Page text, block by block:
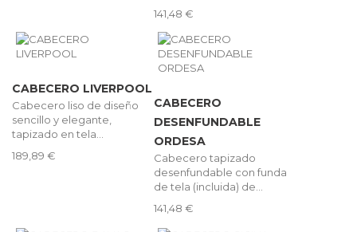
141,48 €
CABECERO LIVERPOOL
Cabecero liso de diseño
sencillo y elegante,
tapizado en tela...
189,89 €
CABECERO
DESENFUNDABLE
ORDESA
Cabecero tapizado
desenfundable con funda
de tela (incluida) de...
141,48 €